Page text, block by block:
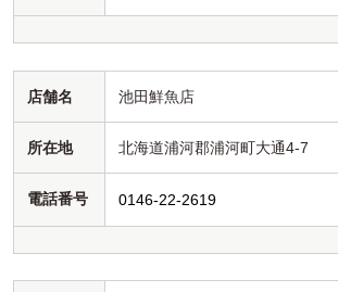
店舗名 池田鮮魚店
所在地 北海道浦河郡浦河町大通4-7
電話番号 0146-22-2619